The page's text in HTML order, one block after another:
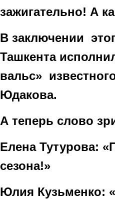
зажигательно! А
В заключении
Ташкента
вальс»
Юдакова.
А теперь слово
Елена Тутурова:
сезона!»
Юлия Кузьменко: